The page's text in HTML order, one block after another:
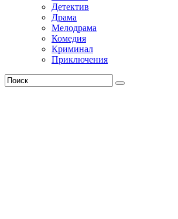
Детектив
Драма
Мелодрама
Комедия
Криминал
Приключения